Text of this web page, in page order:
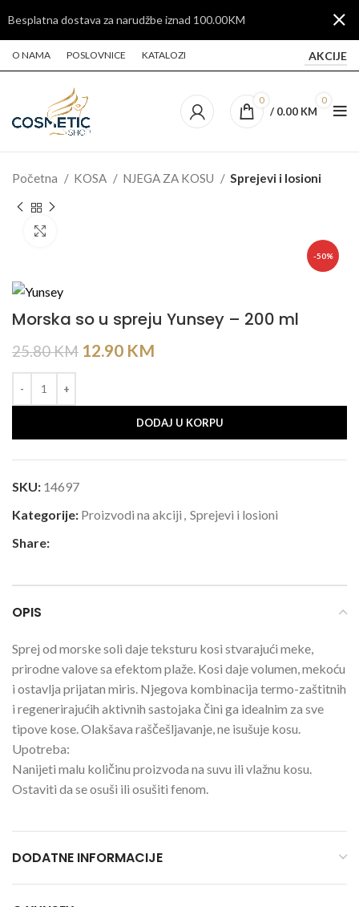
O NAMA POSLOVNICE KATALOZI AKCIJE
0 0
/ 0.00 KM
Početna KOSA NJEGA ZA KOSU Sprejevi i losioni
-50%
Morska so u spreju Yunsey – 200 ml
25.80KM 12.90 KM
DODAJ U KORPU
SKU: 14697
Kategorije: Proizvodi na akciji , Sprejevi i losioni
Share:
OPIS
Sprej od morske soli daje teksturu kosi stvarajući meke,
prirodne valove sa efektom plaže. Kosi daje volumen, mekoću
i ostavlja prijatan miris. Njegova kombinacija termo-zaštitnih
i regenerirajućih aktivnih sastojaka čini ga idealnim za sve
tipove kose. Olakšava raščešljavanje, ne isušuje kosu.
Upotreba:
Nanijeti malu količinu proizvoda na suvu ili vlažnu kosu.
Ostaviti da se osuši ili osušiti fenom.
DODATNE INFORMACIJE
Besplatna dostava za narudžbe iznad 100.00KM